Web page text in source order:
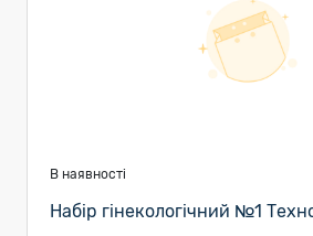
В наявності
Набір гінекологічний №1